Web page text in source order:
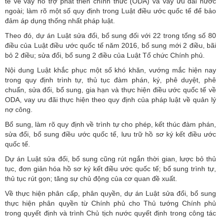
ngoài; làm rõ một số quy định trong Luật điều ước quốc tế để bảo
đảm áp dụng thống nhất pháp luật.
Theo đó, dự án Luật sửa đổi, bổ sung đối với 22 trong tổng số 80
điều của Luật điều ước quốc tế năm 2016, bổ sung mới 2 điều, bãi
bỏ 2 điều; sửa đổi, bổ sung 2 điều của Luật Tổ chức Chính phủ.
Nội dung Luật khắc phục một số khó khăn, vướng mắc hiện nay
trong quy định trình tự, thủ tục đàm phán, ký, phê duyệt, phê
chuẩn, sửa đổi, bổ sung, gia hạn và thực hiện điều ước quốc tế về
ODA, vay ưu đãi thực hiện theo quy định của pháp luật về quản lý
nợ công.
Bổ sung, làm rõ quy định về trình tự cho phép, kết thúc đàm phán,
sửa đổi, bổ sung điều ước quốc tế, lưu trữ hồ sơ ký kết điều ước
quốc tế.
Dự án Luật sửa đổi, bổ sung cũng rút ngắn thời gian, lược bỏ thủ
tục, đơn giản hóa hồ sơ ký kết điều ước quốc tế; bổ sung trình tự,
thủ tục rút gọn; tăng sự chủ động của cơ quan đề xuất.
Về thực hiện phân cấp, phân quyền, dự án Luật sửa đổi, bổ sung
thực hiện phân quyền từ Chính phủ cho Thủ tướng Chính phủ
trong quyết định và trình Chủ tịch nước quyết định trong công tác